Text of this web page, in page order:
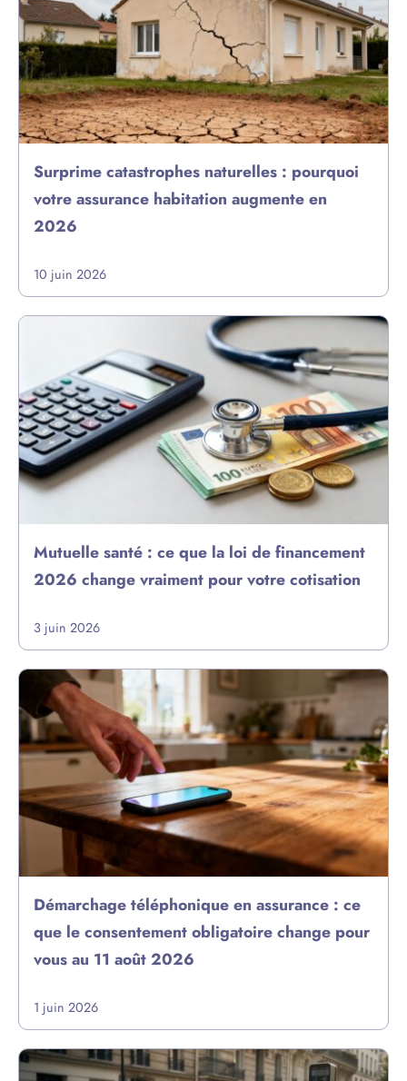
Surprime catastrophes naturelles : pourquoi
votre assurance habitation augmente en
2026
10 juin 2026
Mutuelle santé : ce que la loi de financement
2026 change vraiment pour votre cotisation
3 juin 2026
Démarchage téléphonique en assurance : ce
que le consentement obligatoire change pour
vous au 11 août 2026
1 juin 2026